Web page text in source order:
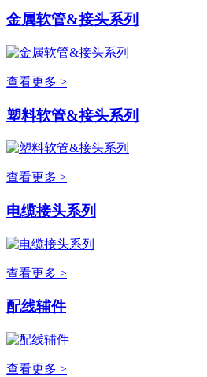
金属软管&接头系列
查看更多 >
塑料软管&接头系列
查看更多 >
电缆接头系列
查看更多 >
配线辅件
查看更多 >